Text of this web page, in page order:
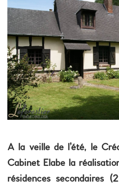
A la veille de l’été, le
Cabinet Elabe la
résidences